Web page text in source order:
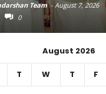
Team - August 7, 2026
0
August 2026
T W T F